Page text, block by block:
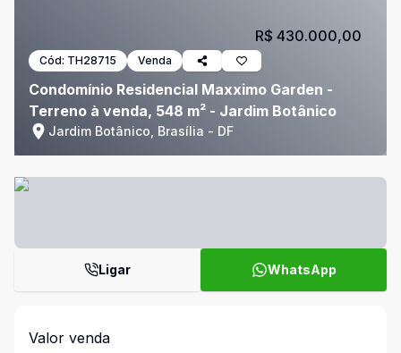
Cód: TH28715 Venda
Condomínio Residencial Maxximo Garden -
Terreno à venda, 548 m² - Jardim Botânico
Jardim Botânico, Brasília - DF
R$ 430.000,00
Ligar WhatsApp
Valor venda